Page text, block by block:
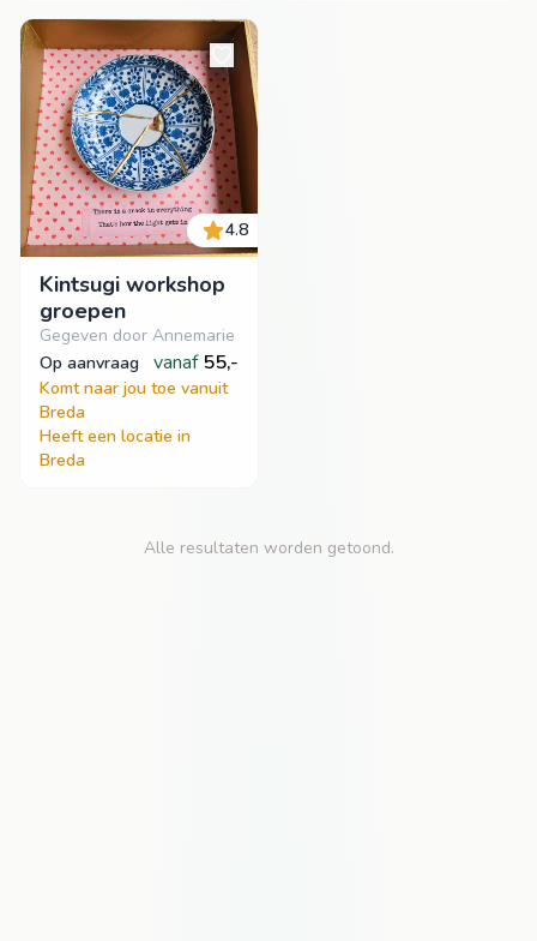
4.8
Kintsugi workshop
groepen
Gegeven door Annemarie
op aanvraag
vanaf 55,-
Komt naar jou toe vanuit
Breda
Heeft een locatie in
Breda
Alle resultaten worden getoond.